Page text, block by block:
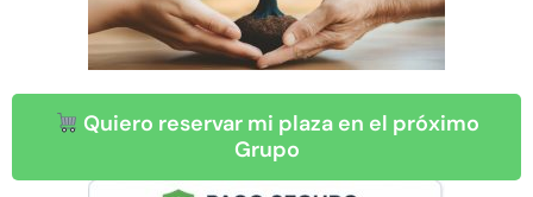
Quiero reservar mi plaza en el próximo
Grupo